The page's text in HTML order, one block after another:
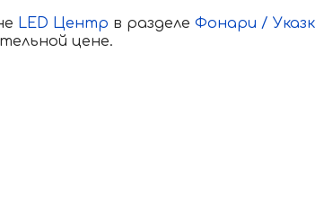
LED Центр в разделе Фонари /
цене.